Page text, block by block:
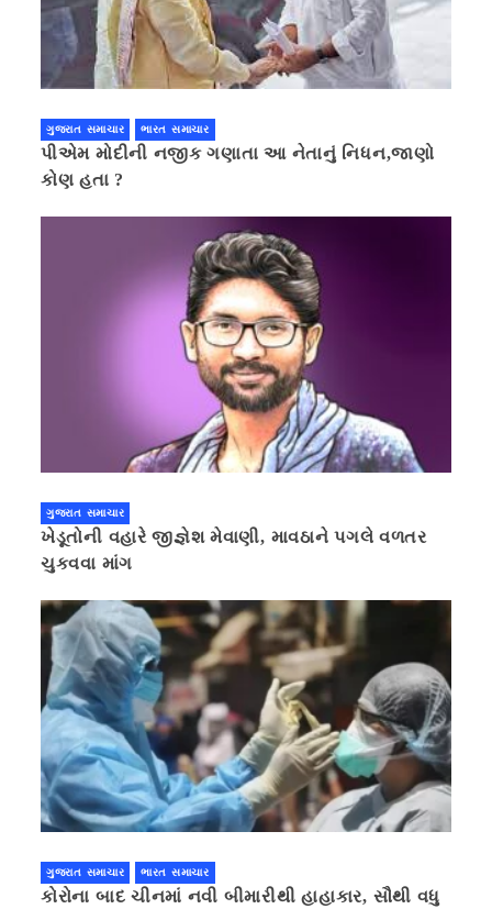
ગુજરાત સમાચાર ભારત સમાચાર
પીએમ મોદીની નજીક ગણાતા આ નેતાનું નિધન,જાણો
કોણ હતા ?
ગુજરાત સમાચાર
ખેડૂતોની વહારે જીજ્ઞેશ મેવાણી, માવઠાને પગલે વળતર
ચુકવવા માંગ
ગુજરાત સમાચાર ભારત સમાચાર
કોરોના બાદ ચીનમાં નવી બીમારીથી હાહાકાર, સૌથી વધુ